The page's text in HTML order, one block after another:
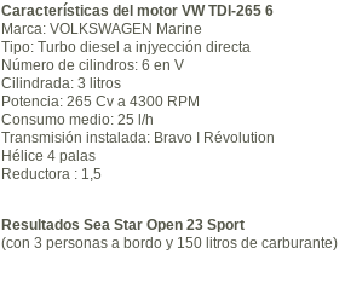
Características del motor VWTDI-265 6
Marca: VOLKSWAGEN Marine
Tipo: Turbo diesel a injyección directa
Número de cilindros: 6 en V
Cilindrada: 3 litros
Potencia: 265 Cv a 4300 RPM
Consumo medio: 25 l/h
Transmisión instalada: Bravo I Révolution
Hélice 4 palas
Reductora : 1,5
Resultados Sea Star Open 23 Sport
(con 3 personas a bordo y 150 litros de carburante)